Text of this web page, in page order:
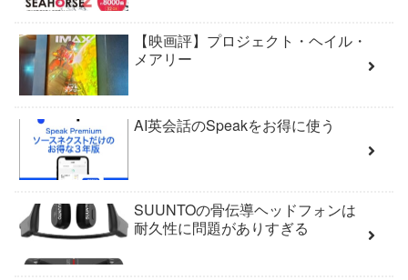
【映画評】プロジェクト・ヘイル・
メアリー
AI英会話のSpeakをお得に使う
SUUNTOの骨伝導ヘッドフォンは
耐久性に問題がありすぎる